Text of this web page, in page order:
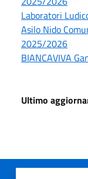
Laboratori
Asilo Nido
2025/2026
BIANCAVIVA
Ultimo